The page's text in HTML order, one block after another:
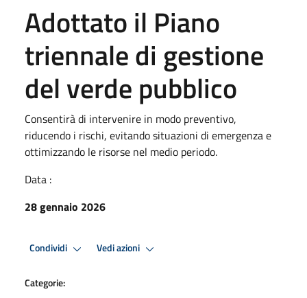
Adottato il Piano
triennale di gestione
del verde pubblico
Consentirà di intervenire in modo preventivo,
riducendo i rischi, evitando situazioni di emergenza e
ottimizzando le risorse nel medio periodo.
Data :
28 gennaio 2026
Condividi Vedi azioni
Categorie: